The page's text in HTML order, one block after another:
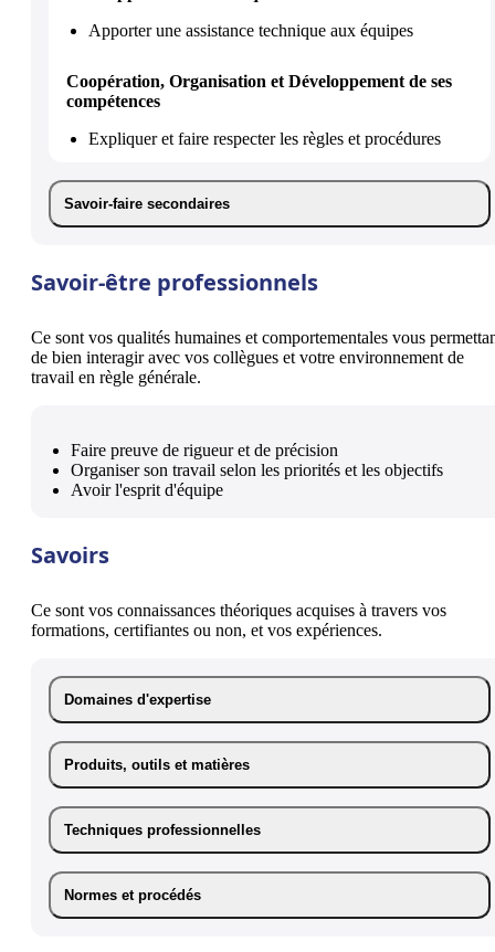
Apporter une assistance technique aux équipes
Coopération, Organisation et Développement de ses
compétences
Expliquer et faire respecter les règles et procédures
Savoir-faire secondaires
Savoir-être professionnels
Ce sont vos qualités humaines et comportementales vous
de bien interagir avec vos collègues et votre environnement de
travail en règle générale.
Faire preuve de rigueur et de précision
Organiser son travail selon les priorités et les objectifs
Avoir l'esprit d'équipe
Savoirs
Ce sont vos connaissances théoriques acquises à travers vos
formations, certifiantes ou non, et vos expériences.
Domaines d'expertise
Produits, outils et matières
Techniques professionnelles
Normes et procédés